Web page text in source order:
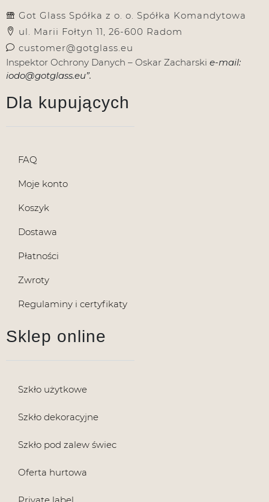
Got Glass Spółka z o. o. Spółka Komandytowa
ul. Marii Fołtyn 11, 26-600 Radom
customer@gotglass.eu
Inspektor Ochrony Danych – Oskar Zacharski e-mail:
iodo@gotglass.eu”.
Dla kupujących
FAQ
Moje konto
Koszyk
Dostawa
Płatności
Zwroty
Regulaminy i certyfikaty
Sklep online
Szkło użytkowe
Szkło dekoracyjne
Szkło pod zalew świec
Oferta hurtowa